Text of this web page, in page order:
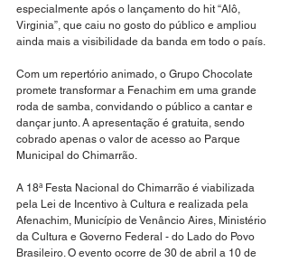
especialmente após o lançamento do hit “Alô,
Virginia”, que caiu no gosto do público e ampliou
ainda mais a visibilidade da banda em todo o país.
Com um repertório animado, o Grupo Chocolate
promete transformar a Fenachim em uma grande
roda de samba, convidando o público a cantar e
dançar junto. A apresentação é gratuita, sendo
cobrado apenas o valor de acesso ao Parque
Municipal do Chimarrão.
A 18ª Festa Nacional do Chimarrão é viabilizada
pela Lei de Incentivo à Cultura e realizada pela
Afenachim, Município de Venâncio Aires, Ministério
da Cultura e Governo Federal - do Lado do Povo
Brasileiro. O evento ocorre de 30 de abril a 10 de